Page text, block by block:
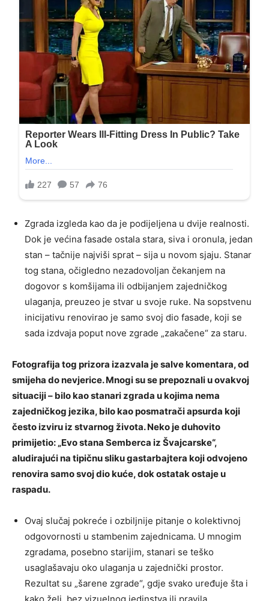
Zgrada izgleda kao da je podijeljena u dvije realnosti.
Dok je većina fasade ostala stara, siva i oronula, jedan
stan – tačnije najviši sprat – sija u novom sjaju. Stanar
tog stana, očigledno nezadovoljan čekanjem na
dogovor s komšijama ili odbijanjem zajedničkog
ulaganja, preuzeo je stvar u svoje ruke. Na sopstvenu
inicijativu renovirao je samo svoj dio fasade, koji se
sada izdvaja poput nove zgrade „zakačene“ za staru.
Fotografija tog prizora izazvala je salve komentara, od
smijeha do nevjerice. Mnogi su se prepoznali u ovakvoj
situaciji – bilo kao stanari zgrada u kojima nema
zajedničkog jezika, bilo kao posmatrači apsurda koji
često izviru iz stvarnog života. Neko je duhovito
primijetio: „Evo stana Semberca iz Švajcarske“,
aludirajući na tipičnu sliku gastarbajtera koji odvojeno
renovira samo svoj dio kuće, dok ostatak ostaje u
raspadu.
Ovaj slučaj pokreće i ozbiljnije pitanje o kolektivnoj
odgovornosti u stambenim zajednicama. U mnogim
zgradama, posebno starijim, stanari se teško
usaglašavaju oko ulaganja u zajednički prostor.
Rezultat su „šarene zgrade“, gdje svako uređuje šta i